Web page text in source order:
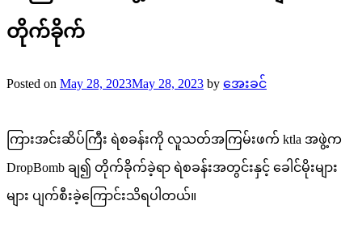
တိုက်ခိုက်
Posted on May 28, 2023May 28, 2023 by အေးခင်
ကြားအင်းဆိပ်ကြီး ရဲစခန်းကို လူသတ်အကြမ်းဖက် ktla အဖွဲ့က
DropBomb ချ၍ တိုက်ခိုက်ခဲ့ရာ ရဲစခန်းအတွင်းနှင့် ခေါင်မိုးများ
များ ပျက်စီးခဲ့ကြောင်းသိရပါတယ်။